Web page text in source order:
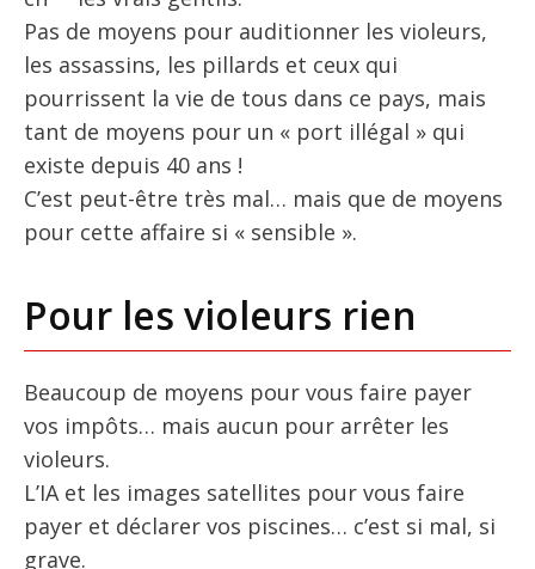
Pas de moyens pour auditionner les violeurs,
les assassins, les pillards et ceux qui
pourrissent la vie de tous dans ce pays, mais
tant de moyens pour un « port illégal » qui
existe depuis 40 ans !
C’est peut-être très mal… mais que de moyens
pour cette affaire si « sensible ».
Pour les violeurs rien
Beaucoup de moyens pour vous faire payer
vos impôts… mais aucun pour arrêter les
violeurs.
L’IA et les images satellites pour vous faire
payer et déclarer vos piscines… c’est si mal, si
grave.